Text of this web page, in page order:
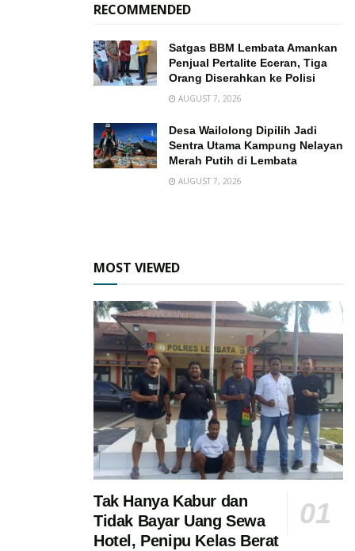
RECOMMENDED
Satgas BBM Lembata Amankan
Penjual Pertalite Eceran, Tiga
Orang Diserahkan ke Polisi
AUGUST 7, 2026
Desa Wailolong Dipilih Jadi
Sentra Utama Kampung Nelayan
Merah Putih di Lembata
AUGUST 7, 2026
MOST VIEWED
Tak Hanya Kabur dan
Tidak Bayar Uang Sewa
Hotel, Penipu Kelas Berat